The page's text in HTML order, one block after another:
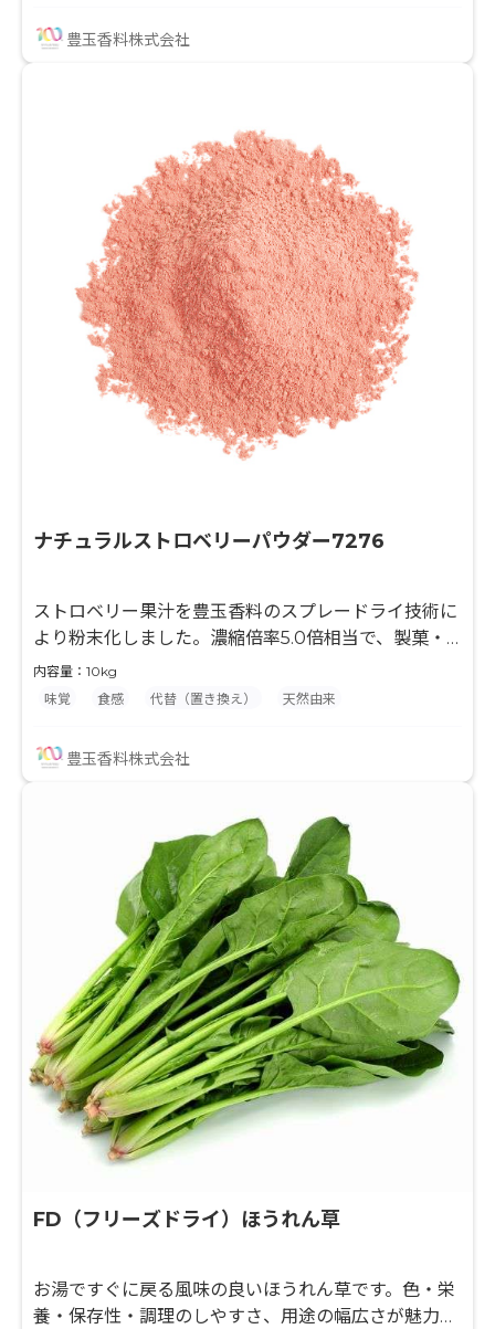
様々な用途でご使用頂けます。 水分との相性が良くな
い製品に対して、果汁入りを謳う事ができます。
豊玉香料株式会社
ナチュラルストロベリーパウダー7276
ストロベリー果汁を豊玉香料のスプレードライ技術に
より粉末化しました。濃縮倍率5.0倍相当で、製菓・
製パン・粉末飲料等の風味付けに最適な原料です。果
汁とデキストリンのみを使用して粉末化していますの
様々な用途でご使用頂けます。 水分との相性が良くな
い製品に対して、果汁入りを謳う事ができます。
内容量：10kg
味覚
食感 代替（置き換え） 天然由来
豊玉香料株式会社
FD（フリーズドライ）ほうれん草
お湯ですぐに戻る風味の良いほうれん草です。色・栄
養・保存性・調理のしやすさ、用途の幅広さが魅力で